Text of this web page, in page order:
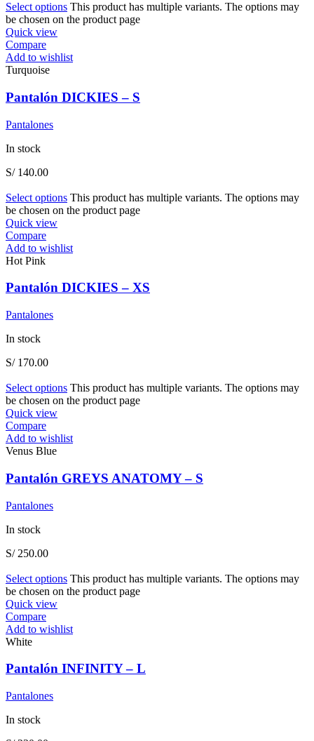
Select options This product has multiple variants. The options may
be chosen on the product page
Quick view
Compare
Add to wishlist
Turquoise
Pantalón DICKIES – S
Pantalones
In stock
S/140.00
Select options This product has multiple variants. The options may
be chosen on the product page
Quick view
Compare
Add to wishlist
Hot Pink
Pantalón DICKIES – XS
Pantalones
In stock
S/170.00
Select options This product has multiple variants. The options may
be chosen on the product page
Quick view
Compare
Add to wishlist
Venus Blue
Pantalón GREYS ANATOMY – S
Pantalones
In stock
S/250.00
Select options This product has multiple variants. The options may
be chosen on the product page
Quick view
Compare
Add to wishlist
White
Pantalón INFINITY – L
Pantalones
In stock